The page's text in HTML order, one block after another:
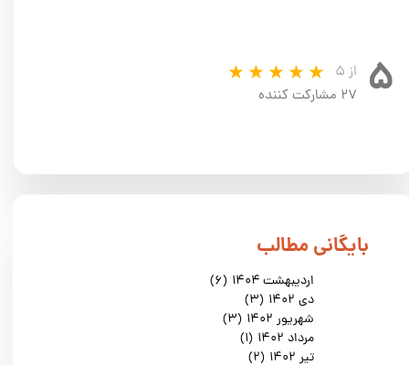
۵
از ۵
۲۷ مشارکت کننده
اردیبهشت ۱۴۰۴
(۶)
دی ۱۴۰۲
(۳)
شهریور ۱۴۰۲
(۳)
مرداد ۱۴۰۲
(۱)
تیر ۱۴۰۲
(۲)
​بایگانی مطالب